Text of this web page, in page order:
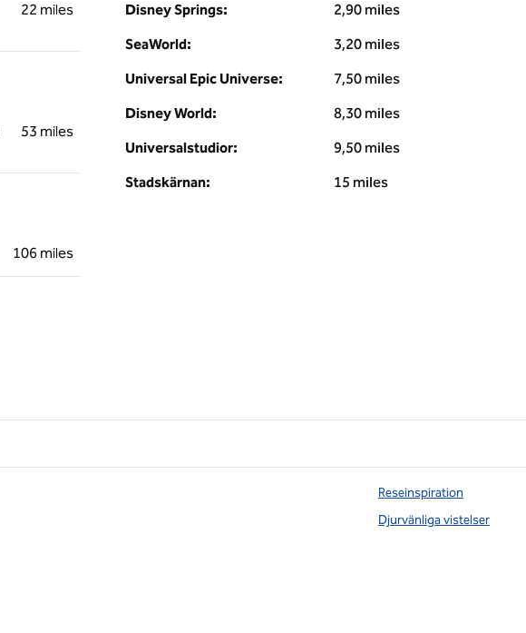
22 miles
53 miles
106 miles
Disney Springs:
2,90 miles
SeaWorld:
3,20 miles
Universal Epic Universe:
7,50 miles
Disney World:
8,30 miles
Universalstudior:
9,50 miles
Stadskärnan:
15 miles
Reseinspiration
Djurvänliga vistelser